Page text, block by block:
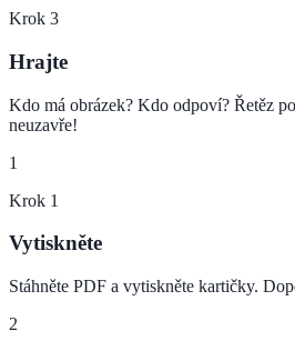
Krok 3
Hrajte
Kdo má obrázek? Kdo odpoví? Řetěz
neuzavře!
1
Krok 1
Vytiskněte
Stáhněte PDF a vytiskněte kartičky.
2